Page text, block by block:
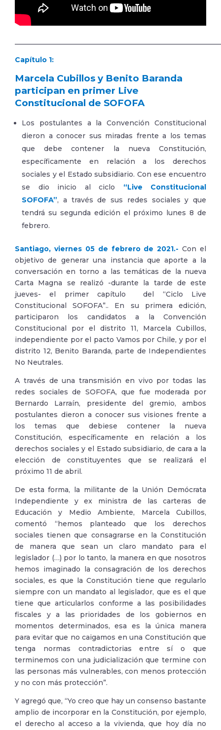
Capítulo 1:
Marcela Cubillos y Benito Baranda
participan en primer Live
Constitucional de SOFOFA
Los postulantes a la Convención Constitucional
dieron a conocer sus miradas frente a los temas
que debe contener la nueva Constitución,
específicamente en relación a los derechos
sociales y el Estado subsidiario. Con ese encuentro
se dio inicio al ciclo “Live Constitucional
SOFOFA”, a través de sus redes sociales y que
tendrá su segunda edición el próximo lunes 8 de
febrero.
Santiago, viernes 05 de febrero de 2021.- Con el
objetivo de generar una instancia que aporte a la
conversación en torno a las temáticas de la nueva
Carta Magna se realizó -durante la tarde de este
jueves- el primer capítulo del “Ciclo Live
Constitucional SOFOFA”.. En su primera edición,
participaron los candidatos a la Convención
Constitucional por el distrito 11, Marcela Cubillos,
independiente por el pacto Vamos por Chile, y por el
distrito 12, Benito Baranda, parte de Independientes
No Neutrales.
A través de una transmisión en vivo por todas las
redes sociales de SOFOFA, que fue moderada por
Bernardo Larraín, presidente del gremio, ambos
postulantes dieron a conocer sus visiones frente a
los temas que debiese contener la nueva
Constitución, específicamente en relación a los
derechos sociales y el Estado subsidiario, de cara a la
elección de constituyentes que se realizará el
próximo 11 de abril.
De esta forma, la militante de la Unión Demócrata
Independiente y ex ministra de las carteras de
Educación y Medio Ambiente, Marcela Cubillos,
comentó “hemos planteado que los derechos
sociales tienen que consagrarse en la Constitución
de manera que sean un claro mandato para el
legislador (…) por lo tanto, la manera en que nosotros
hemos imaginado la consagración de los derechos
sociales, es que la Constitución tiene que regularlo
siempre con un mandato al legislador, que es el que
tiene que articularlos conforme a las posibilidades
fiscales y a las prioridades de los gobiernos en
momentos determinados, esa es la única manera
para evitar que no caigamos en una Constitución que
tenga normas contradictorias entre sí o que
terminemos con una judicialización que termine con
las personas más vulnerables, con menos protección
y no con más protección”.
Y agregó que, “Yo creo que hay un consenso bastante
amplio de incorporar en la Constitución, por ejemplo,
el derecho al acceso a la vivienda, que hoy día no